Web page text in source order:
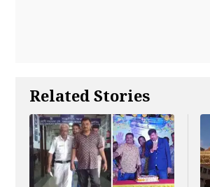
Related Stories